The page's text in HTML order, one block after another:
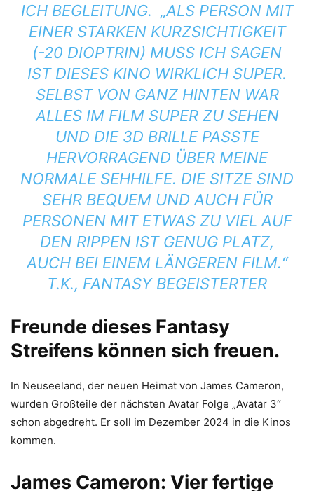
ICH BEGLEITUNG. „ALS PERSON MIT
EINER STARKEN KURZSICHTIGKEIT
(-20 DIOPTRIN) MUSS ICH SAGEN
IST DIESES KINO WIRKLICH SUPER.
SELBST VON GANZ HINTEN WAR
ALLES IM FILM SUPER ZU SEHEN
UND DIE 3D BRILLE PASSTE
HERVORRAGEND ÜBER MEINE
NORMALE SEHHILFE. DIE SITZE SIND
SEHR BEQUEM UND AUCH FÜR
PERSONEN MIT ETWAS ZU VIEL AUF
DEN RIPPEN IST GENUG PLATZ,
AUCH BEI EINEM LÄNGEREN FILM.“
T.K., FANTASY BEGEISTERTER
Freunde dieses Fantasy
Streifens können sich freuen.
In Neuseeland, der neuen Heimat von James Cameron,
wurden Großteile der nächsten Avatar Folge „Avatar 3“
schon abgedreht. Er soll im Dezember 2024 in die Kinos
kommen.
James Cameron: Vier fertige